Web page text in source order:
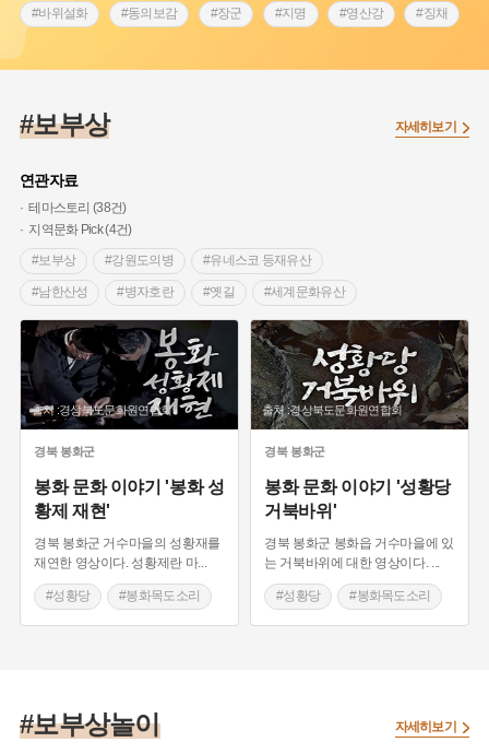
#바위설화 #동의보감 #장군 #지명 #영산강 #징채
#인천 #외성 #낙성대
#황해도
#조선역사 #대한애국부인회
#왕건 #전라남도 지명유래
#온라인 생활사박물관 #강동구 #제주도설화
#여성독립운동가 #조선시대 문신 #3.1운동
#김마리아 #여성 독립운동가 #28독립선언 #온달
#문화유산 #노원구 #마을 #전설 #박물관
#경기도설화 #강서구 #공예품 #원호원두표묘역 #용인
#지명유래 #블루리본 #대한민국임시정부 #염전
#용인의 전설 #동화
#의병활동 #영산포 #수령 #부산 #항일투쟁
#남자현
#보부상
연관자료
테마스토리 (38건)
지역문화 Pick (4건)
#보부상
#강원도의병 #유네스코 등재유산
#남한산성 #병자호란 #옛길 #세계문화유산
#5일장 #장터놀이 #이성계 #독립운동
#신민회 #제사 #태백 #객주 #소설
#경북 울진 #선질꾼 #전통시장 #예산
#전국민속놀이 #시장 관련 용어 #흥선대원군
#만화 #보령 #성황당
#봉화목도소리 #봉화군 #시장 #이용익
#보성전문학교 #보성학원
#보성관 #보성사 #주막 #장터
#육군상무사 #상무사 #주모
#보부상 신표 #경주시장
자세히보기
출처 :경상북도문화원연합회
경북 봉화군
봉화 문화 이야기 '봉화 성
황제 재현'
경북 봉화군 거수마을의 성황재를
재연한 영상이다. 성황제란 마...
#성황당 #봉화목도소리
#보부상 #봉화군
출처 :경상북도문화원연합회
경북 봉화군
봉화 문화 이야기 '성황당
거북바위'
경북 봉화군 봉화읍 거수마을에 있
는 거북바위에 대한 영상이다.
#성황당 #봉화목도소리
#보부상 #봉화군
#보부상놀이 자세히보기